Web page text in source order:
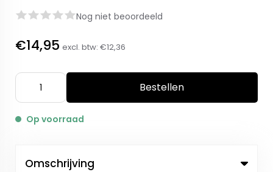
Nog niet beoordeeld
€14,95 excl. btw: €12,36
Bestellen
Op voorraad
Omschrijving